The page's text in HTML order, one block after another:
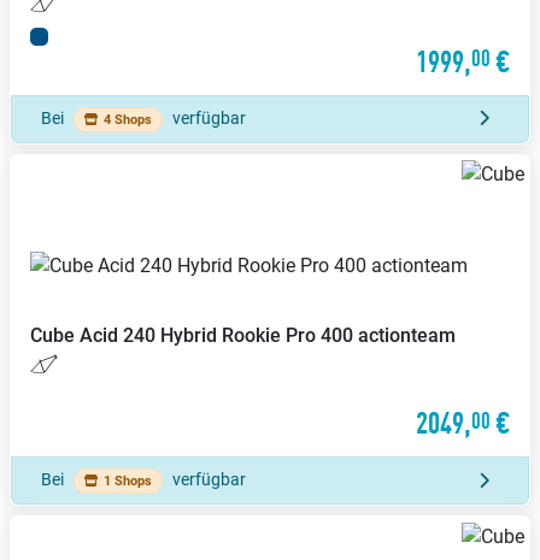
1999,00 €
Bei 4 Shops verfügbar
Cube Acid 240 Hybrid Rookie Pro 400 actionteam
2049,00 €
Bei 1 Shops verfügbar